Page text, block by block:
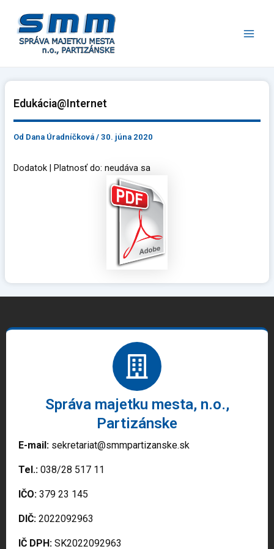
obsah
Edukácia@Internet
Od Dana Úradníčková/30. júna 2020
Dodatok | Platnosť do: neudáva sa
Správa majetku mesta, n.o.,
Partizánske
E-mail: sekretariat@smmpartizanske.sk
Tel.: 038/28 517 11
IČO: 379 23 145
DIČ: 2022092963
IČ DPH: SK2022092963